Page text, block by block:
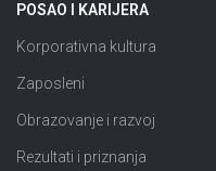
POSAO I KARIJERA
Korporativna kultura
Zaposleni
Obrazovanje i razvoj
Rezultati i priznanja